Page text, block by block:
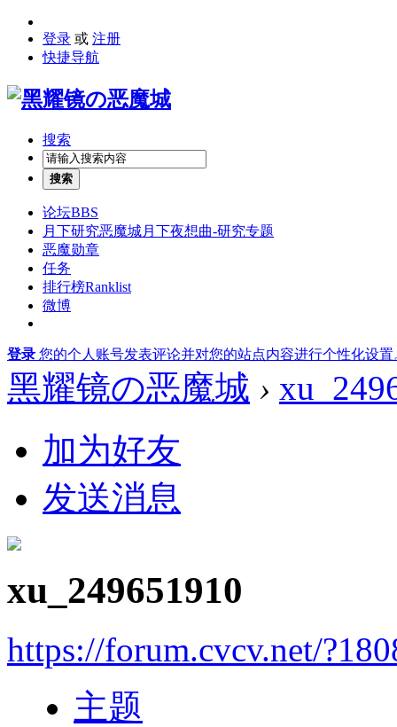
登录 或 注册
快捷导航
搜索
搜索
论坛BBS
月下研究恶魔城月下夜想曲-研究专题
恶魔勋章
任务
排行榜Ranklist
微博
登录 您的个人账号发表评论并对您的站点内容进行个性化设置
黑耀镜の恶魔城 ›
加为好友
发送消息
xu_249651910
https://forum.cvcv.net/
主题